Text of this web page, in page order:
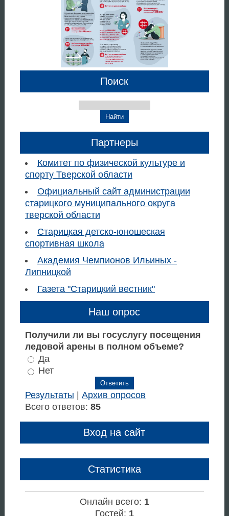
Поиск
Партнеры
Комитет по физической культуре и
спорту Тверской области
Официальный сайт администрации
старицкого муниципального округа
тверской области
Старицкая детско-юношеская
спортивная школа
Академия Чемпионов Ильиных -
Липницкой
Газета "Старицкий вестник"
Наш опрос
Получили ли вы госуслугу посещения
ледовой арены в полном объеме?
Да
Нет
Результаты
Архив опросов
Всего ответов: 85
Вход на сайт
Статистика
Онлайн всего: 1
Гостей: 1